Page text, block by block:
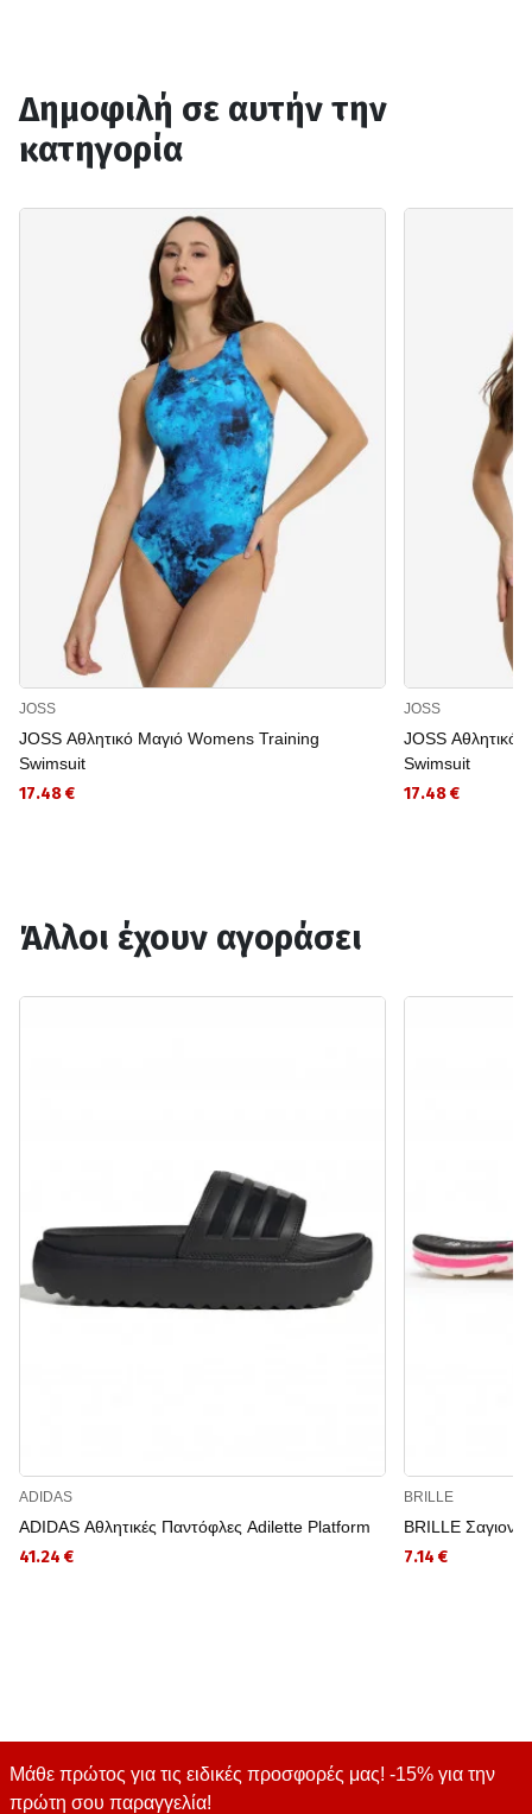
Δημοφιλή σε αυτήν την
κατηγορία
JOSS
JOSS Αθλητικό Μαγιό Womens Training
Swimsuit
17.48 €
JOSS
JOSS Αθλητικό
Swimsuit
17.48 €
Άλλοι έχουν αγοράσει
ADIDAS
ADIDAS Αθλητικές Παντόφλες Adilette Platform
41.24 €
BRILLE
BRILLE
7.14 €
Μάθε πρώτος για τις ειδικές προσφορές μας! -15% για την
πρώτη σου παραγγελία!